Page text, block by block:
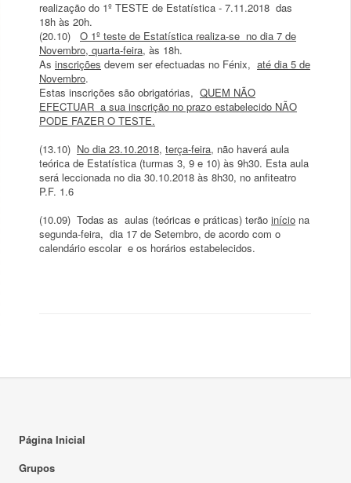
realização do 1º TESTE de Estatística - 7.11.2018 das
18h às 20h.
(20.10) O 1º teste de Estatística realiza-se no dia 7 de
Novembro, quarta-feira, às 18h.
As inscrições devem ser efectuadas no Fénix, até dia 5 de
Novembro.
Estas inscrições são obrigatórias, QUEM NÃO
EFECTUAR a sua inscrição no prazo estabelecido NÃO
PODE FAZER O TESTE.
(13.10) No dia 23.10.2018, terça-feira, não haverá aula
teórica de Estatística (turmas 3, 9 e 10) às 9h30. Esta aula
será leccionada no dia 30.10.2018 às 8h30, no anfiteatro
P.F. 1.6
(10.09) Todas as aulas (teóricas e práticas) terão início na
segunda-feira, dia 17 de Setembro, de acordo com o
calendário escolar e os horários estabelecidos.
Página Inicial
Grupos